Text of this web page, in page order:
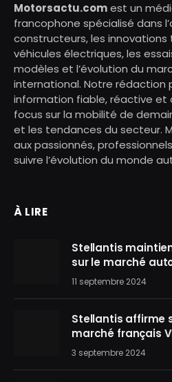
Motorsactu.comest un
francophone spécialisé dans
constructeurs, les innovations
véhicules électriques, les
modèles et l’évolution du
international. Notre rédaction
information fiable, réactive et
focus sur la mobilité de
et les tendances du secteur.
aux passionnés,
suivre l’évolution du monde
À LIRE
Stellantis
sur le marché
11 septembre 2024
Stellantis affirme
marché français
3 septembre 2024